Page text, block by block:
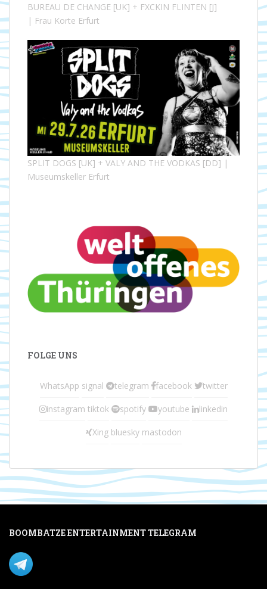
BUREAU DE CHANGE [UK] + FXCKIN FLINTEN [J]
| Frau Korte Erfurt
SPLIT DOGS [UK] + VALY AND THE VODKAS [DD] |
Museumskeller Erfurt
FOLGE UNS
WhatsApp signal telegram facebook twitter
instagram tiktok spotify youtube linkedin
Xing bluesky mastodon
BOOMBATZE ENTERTAINMENT TELEGRAM